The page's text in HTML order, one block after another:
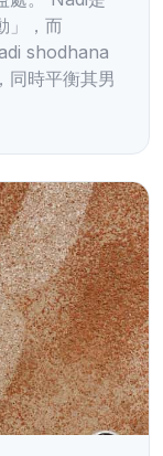
」，而
shodhana
同時平衡其男